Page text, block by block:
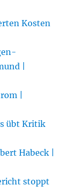
Kosten
|
|
übt Kritik
Habeck |
stoppt